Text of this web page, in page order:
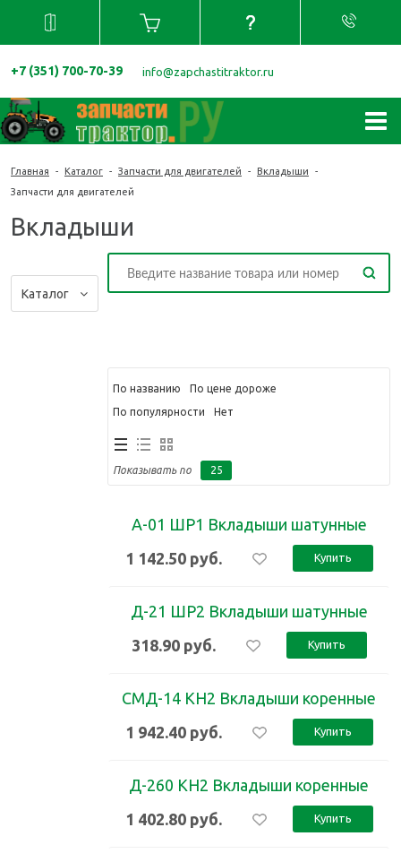
+7 (351) 700-70-39 info@zapchastitraktor.ru
Главная - Каталог - Запчасти для двигателей - Вкладыши
-
Запчасти для двигателей
Вкладыши
Каталог
По названию По цене дороже
По популярности
Нет
Показывать по 25
75
А-01 ШР1 Вкладыши шатунные
1 142.50 руб. Купить
Д-21 ШР2 Вкладыши шатунные
318.90 руб. Купить
СМД-14 КН2 Вкладыши коренные
1 942.40 руб. Купить
Д-260 КН2 Вкладыши коренные
1 402.80 руб. Купить